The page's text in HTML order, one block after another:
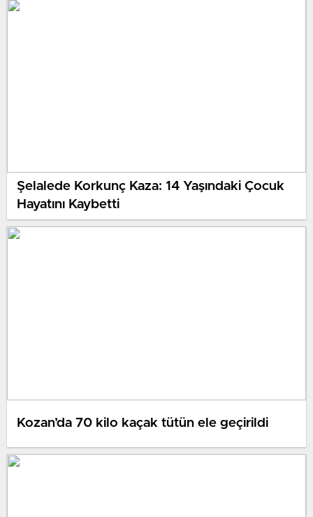
Şelalede Korkunç Kaza: 14 Yaşındaki Çocuk
Hayatını Kaybetti
Kozan’da 70 kilo kaçak tütün ele geçirildi